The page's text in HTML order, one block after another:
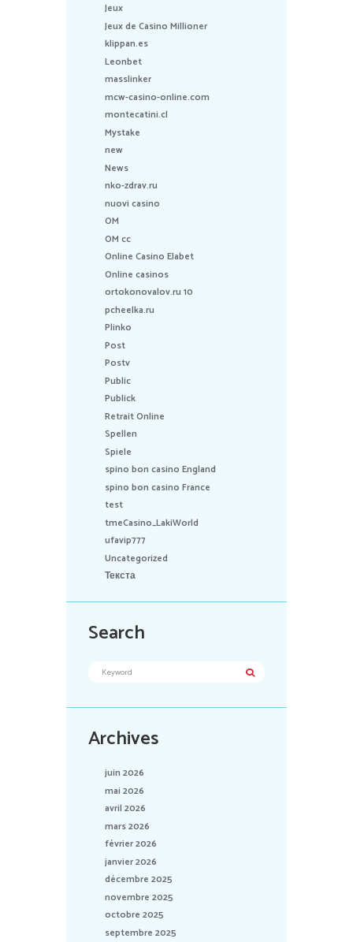
Jeux
Jeux de Casino Millioner
klippan.es
Leonbet
masslinker
mcw-casino-online.com
montecatini.cl
Mystake
new
News
nko-zdrav.ru
nuovi casino
OM
OM cc
Online Casino Elabet
Online casinos
ortokonovalov.ru 10
pcheelka.ru
Plinko
Post
Postv
Public
Publick
Retrait Online
Spellen
Spiele
spino bon casino England
spino bon casino France
test
tmeCasino_LakiWorld
ufavip777
Uncategorized
Текста
Search
Archives
juin 2026
mai 2026
avril 2026
mars 2026
février 2026
janvier 2026
décembre 2025
novembre 2025
octobre 2025
septembre 2025